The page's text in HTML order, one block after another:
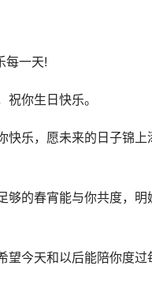
每一天!
你生日快乐。
快乐，愿未来的日子锦上
够的春宵能与你共度，明
望今天和以后能陪你度过